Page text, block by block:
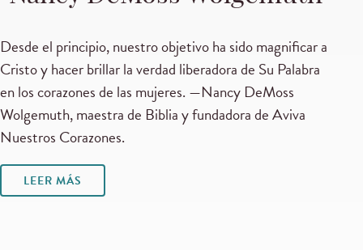
Desde el principio, nuestro objetivo ha sido magnificar a
Cristo y hacer brillar la verdad liberadora de Su Palabra
en los corazones de las mujeres. —Nancy DeMoss
Wolgemuth, maestra de Biblia y fundadora de Aviva
Nuestros Corazones.
LEER MÁS